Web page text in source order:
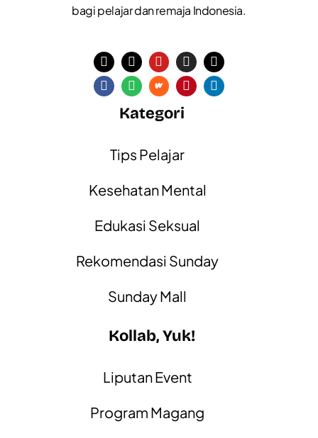
bagi pelajar dan remaja Indonesia.
Kategori
Tips Pelajar
Kesehatan Mental
Edukasi Seksual
Rekomendasi Sunday
Sunday Mall
Kollab, Yuk!
Liputan Event
Program Magang